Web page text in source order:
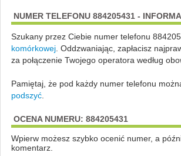
NUMER TELEFONU 884205431 -
Szukany przez Ciebie numer telefonu
komórkowej. Oddzwaniając, zapłacisz
za połączenie Twojego operatora według
Pamiętaj, że pod każdy numer telefonu
podszyć.
OCENA NUMERU: 884205431
Wpierw możesz szybko ocenić numer, a
komentarz.